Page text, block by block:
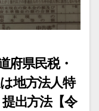
府県民税・
地方法人特
出方法【令